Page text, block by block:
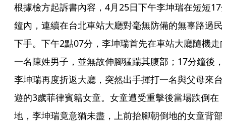
根據檢方起訴書內容，4月25日下午李坤瑞在短短17
鐘內，連續在台北車站大廳對毫無防備的無辜路過民
下手。下午2點07分，李坤瑞首先在車站大廳隨機走
一名陳姓男子，並無故伸腳猛踹其腹部；17分鐘後，
李坤瑞再度折返大廳，突然出手揮打一名與父母來台
遊的3歲菲律賓籍女童。女童遭受重擊後當場跌倒在
地，李坤瑞竟意猶未盡，上前抬腳朝倒地的女童背部